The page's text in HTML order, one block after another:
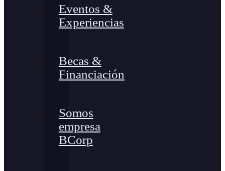
Eventos &
Experiencias
Becas &
Financiación
Somos
empresa
BCorp